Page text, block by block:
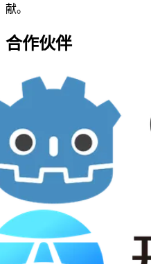
献。
合作伙伴